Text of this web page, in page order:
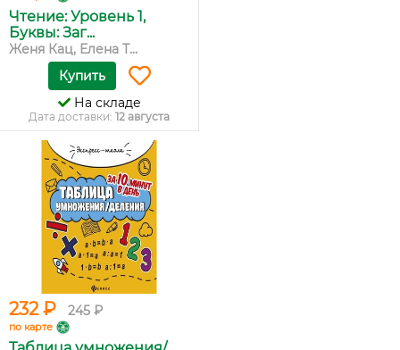
Чтение: Уровень 1,
Буквы: Заг...
Женя Кац, Елена Т...
Купить
На складе
Дата доставки: 12 августа
232 ₽ 245 ₽
по карте